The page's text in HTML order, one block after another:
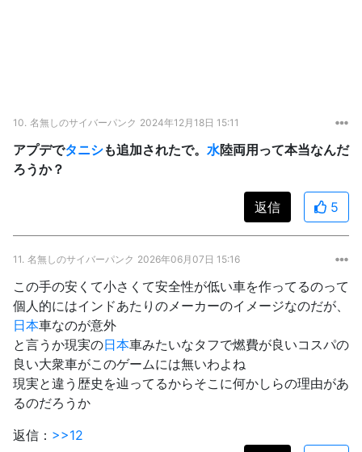
10. 名無しのサイバーパンク 2024年12月18日 15:11
アプデでタニシも追加されたで。 水陸両用って本当なんだ
ろうか？
返信 5
11. 名無しのサイバーパンク 2026年06月07日 15:16
この手の安くて小さくて安全性が低い車を作ってるのって
個人的にはインドあたりのメーカーのイメージなのだが、
日本車なのが意外
と言うか現実の日本車みたいなタフで燃費が良いコスパの
良い大衆車がこのゲームには無いわよね
現実と違う歴史を辿ってるからそこに何かしらの理由があ
るのだろうか
返信： >>12